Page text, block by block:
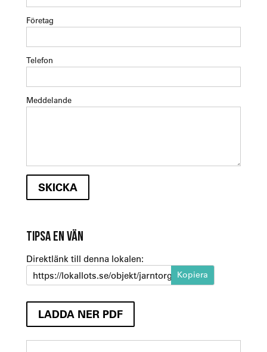
Företag
Telefon
Meddelande
TIPSA EN VÄN
Direktlänk till denna lokalen:
https://lokallots.se/objekt/jarntorgsgatan-8
LADDA NER PDF